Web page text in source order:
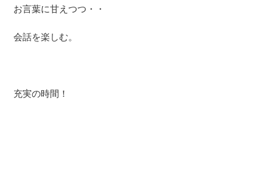
お言葉に甘えつつ・・
会話を楽しむ。
充実の時間！